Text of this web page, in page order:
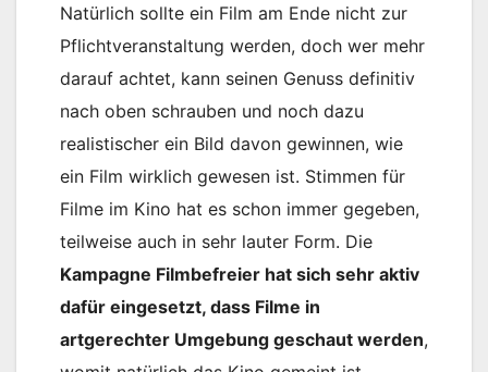
Natürlich sollte ein Film am Ende nicht zur
Pflichtveranstaltung werden, doch wer mehr
darauf achtet, kann seinen Genuss definitiv
nach oben schrauben und noch dazu
realistischer ein Bild davon gewinnen, wie
ein Film wirklich gewesen ist. Stimmen für
Filme im Kino hat es schon immer gegeben,
teilweise auch in sehr lauter Form. Die
Kampagne Filmbefreier hat sich sehr aktiv
dafür eingesetzt, dass Filme in
artgerechter Umgebung geschaut werden,